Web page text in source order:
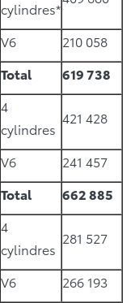
cylindres*
V6
210 058
Total
619 738
4
cylindres
421 428
V6
241 457
Total
662 885
4
cylindres
281 527
V6
266 193